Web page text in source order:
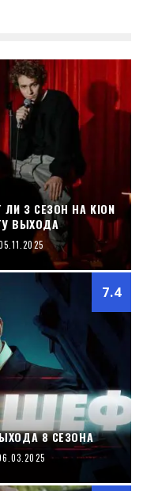
3 СЕЗОН НА KION
ВЫХОДА
7.4
8 СЕЗОНА